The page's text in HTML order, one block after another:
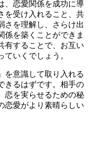
、恋愛関係を成功に導
を受け入れること、共
さを理解し、さらけ出
係を築くことができま
有することで、お互い
いくでしょう。
を意識して取り入れる
きるはずです。相手の
恋を実らせるための秘
恋愛がより素晴らしい